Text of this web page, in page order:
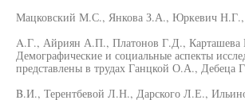
Мацковский М.С., Янкова З.А., Юркевич
A.Г., Айриян А.П., Платонов Г.Д., Карташева
Демографические и социальные аспекты
представлены в трудах Ганцкой О.А., Дебеца
B.И., Терентбевой Л.Н., Дарского Л.Е.,